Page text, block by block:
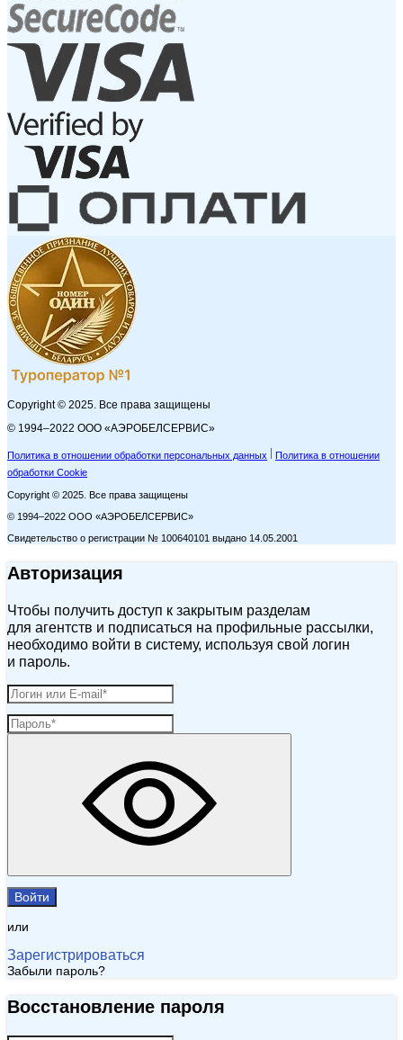
Copyright © 2025. Все права защищены
© 1994–2022 ООО «АЭРОБЕЛСЕРВИС»
Политика в отношении обработки персональных данных
Политика в отношении
обработки Cookie
Copyright © 2025. Все права защищены
© 1994–2022 ООО «АЭРОБЕЛСЕРВИС»
Свидетельство о регистрации № 100640101 выдано 14.05.2001
Авторизация
Чтобы получить доступ к закрытым разделам
для агентств и подписаться на профильные рассылки,
необходимо войти в систему, используя свой логин
и пароль.
Войти
или
Зарегистрироваться
Забыли пароль?
Восстановление пароля